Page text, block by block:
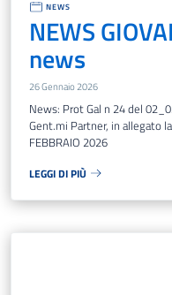
NEWS
NEWS
news
26 Gennaio 2026
News: Prot Gal n 24 del
Gent.mi Partner, in allegato
FEBBRAIO 2026
LEGGI DI PIÙ